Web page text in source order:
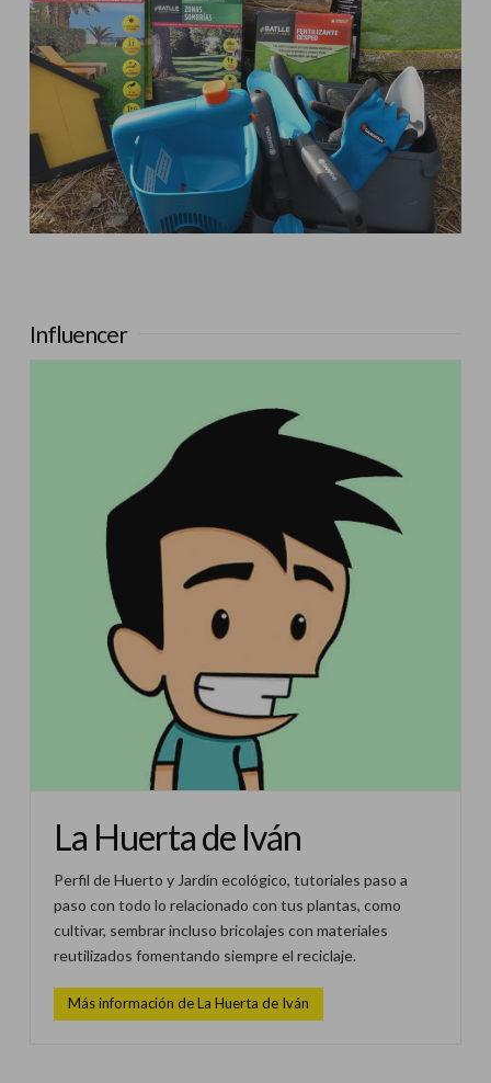
Influencer: La Huerta de Iván
Influencer
La Huerta de Iván
Perfil de Huerto y Jardín ecológico, tutoriales paso a
paso con todo lo relacionado con tus plantas, como
cultivar, sembrar incluso bricolajes con materiales
reutilizados fomentando siempre el reciclaje.
Más información de La Huerta de Iván